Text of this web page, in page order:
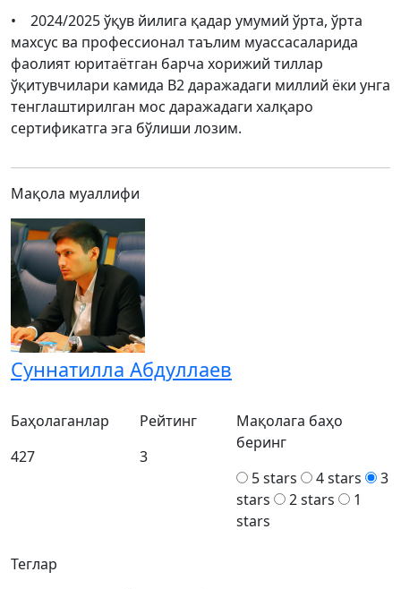
• 2024/2025 ўқув йилига қадар умумий ўрта, ўрта
махсус ва профессионал таълим муассасаларида
фаолият юритаётган барча хорижий тиллар
ўқитувчилари камида B2 даражадаги миллий ёки унга
тенглаштирилган мос даражадаги халқаро
сертификатга эга бўлиши лозим.
Мақола муаллифи
Суннатилла Абдуллаев
Теглар
Баҳолаганлар
427
Рейтинг
3
Мақолага баҳо
беринг
5 stars
4 stars
3
stars
2 stars
1
stars